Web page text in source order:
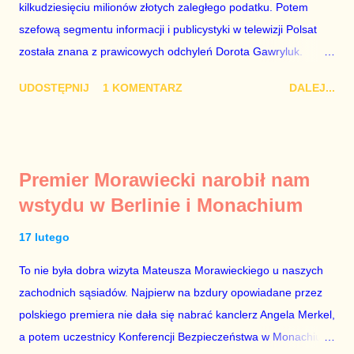
kilkudziesięciu milionów złotych zaległego podatku. Potem
szefową segmentu informacji i publicystyki w telewizji Polsat
została znana z prawicowych odchyleń Dorota Gawryluk.
marionetka partii rządzącej, żona agenta SB, który jest obecnie
tylko tam, gdzie nie ma trudnych pytań. Taki obrót spraw
przyjmuję ze smutkiem. Właściciela Polsatu – Zygmunta
znowu dał się złamać partii Jarosława Kaczyńskiego. Znowu,
bo w 2007 roku też tak się stało. Na kilka tygodni przed
przedterminowymi wyborami parlamentarnymi do biur Solorza
politycy PiS wysłali Agencję Bezpieczeństwa Wewnętrznego, a
UDOSTĘPNIJ 1 KOMENTARZ DALEJ...
Premier Morawiecki narobił nam
wstydu w Berlinie i Monachium
17 lutego
To nie była dobra wizyta Mateusza Morawieckiego u naszych
zachodnich sąsiadów. Najpierw na bzdury opowiadane przez
polskiego premiera nie dała się nabrać kanclerz Angela Merkel,
a potem uczestnicy Konferencji Bezpieczeństwa w Monachium.